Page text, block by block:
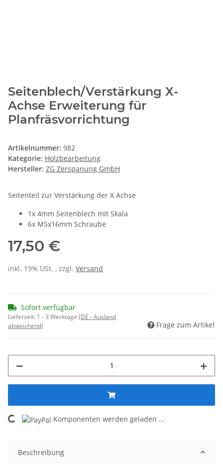
Seitenblech/Verstärkung X-
Achse Erweiterung für
Planfräsvorrichtung
Artikelnummer: 982
Kategorie: Holzbearbeitung
Hersteller: ZG Zerspanung GmbH
Seitenteil zur Verstärkung der X Achse
1x 4mm Seitenblech mit Skala
6x M5x16mm Schraube
17,50 €
inkl. 19% USt. , zzgl. Versand
Sofort verfügbar
Lieferzeit: 1 - 3 Werktage (DE - Ausland
abweichend)
Frage zum Artikel
Loading... Komponenten werden geladen ...
Beschreibung